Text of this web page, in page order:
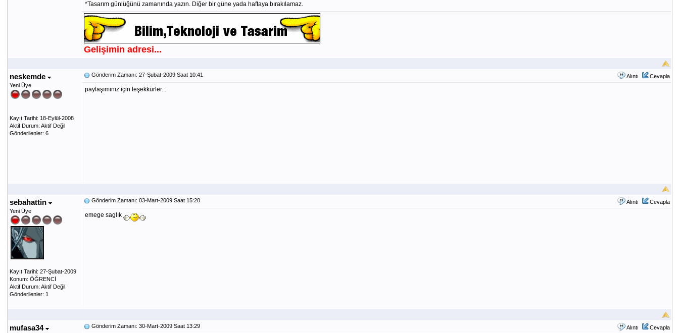
*Tasarım günlüğünü zamanında yazın. Diğer bir güne yada haftaya bırakılamaz.
Gelişimin adresi...
neskemde
Yeni Üye
Kayıt Tarihi: 18-Eylül-2008
Aktif Durum: Aktif Değil
Gönderilenler: 6
Alıntı Cevapla
Gönderim Zamanı: 27-Şubat-2009 Saat 10:41
paylaşımınız için teşekkürler...
sebahattin
Yeni Üye
Kayıt Tarihi: 27-Şubat-2009
Konum: ÖĞRENCİ
Aktif Durum: Aktif Değil
Gönderilenler: 1
Alıntı Cevapla
Gönderim Zamanı: 03-Mart-2009 Saat 15:20
emege saglık
mufasa34 Alıntı Cevapla
Gönderim Zamanı: 30-Mart-2009 Saat 13:29